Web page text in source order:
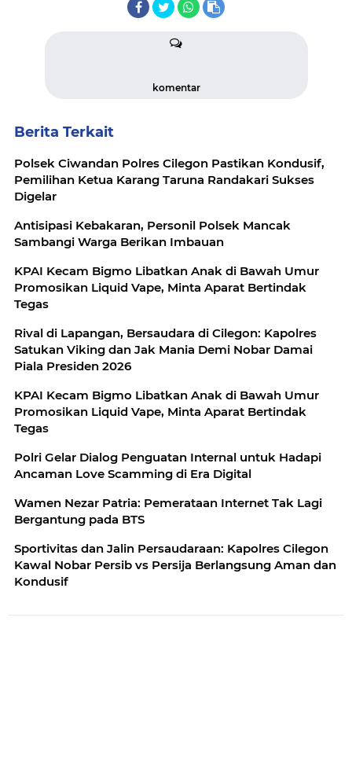
komentar
Berita Terkait
Polsek Ciwandan Polres Cilegon Pastikan Kondusif,
Pemilihan Ketua Karang Taruna Randakari Sukses
Digelar
Antisipasi Kebakaran, Personil Polsek Mancak
Sambangi Warga Berikan Imbauan
KPAI Kecam Bigmo Libatkan Anak di Bawah Umur
Promosikan Liquid Vape, Minta Aparat Bertindak
Tegas
Rival di Lapangan, Bersaudara di Cilegon: Kapolres
Satukan Viking dan Jak Mania Demi Nobar Damai
Piala Presiden 2026
KPAI Kecam Bigmo Libatkan Anak di Bawah Umur
Promosikan Liquid Vape, Minta Aparat Bertindak
Tegas
Polri Gelar Dialog Penguatan Internal untuk Hadapi
Ancaman Love Scamming di Era Digital
Wamen Nezar Patria: Pemerataan Internet Tak Lagi
Bergantung pada BTS
Sportivitas dan Jalin Persaudaraan: Kapolres Cilegon
Kawal Nobar Persib vs Persija Berlangsung Aman dan
Kondusif